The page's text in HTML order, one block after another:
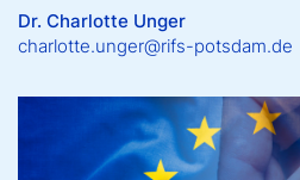
Dr. Charlotte Unger
charlotte.unger@rifs-potsdam.de